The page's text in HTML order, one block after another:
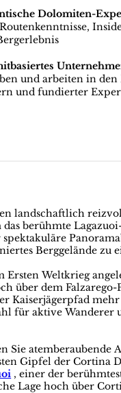
Dolomiten-
und arbeiten in
und fundierter
landschaftlich
berühmte
Berggelände zu
Weltkrieg
über dem Falzarego-
Kaiserjägerpfad
für aktive
Sie
Gipfel der Cortina
, einer der
Lage hoch über